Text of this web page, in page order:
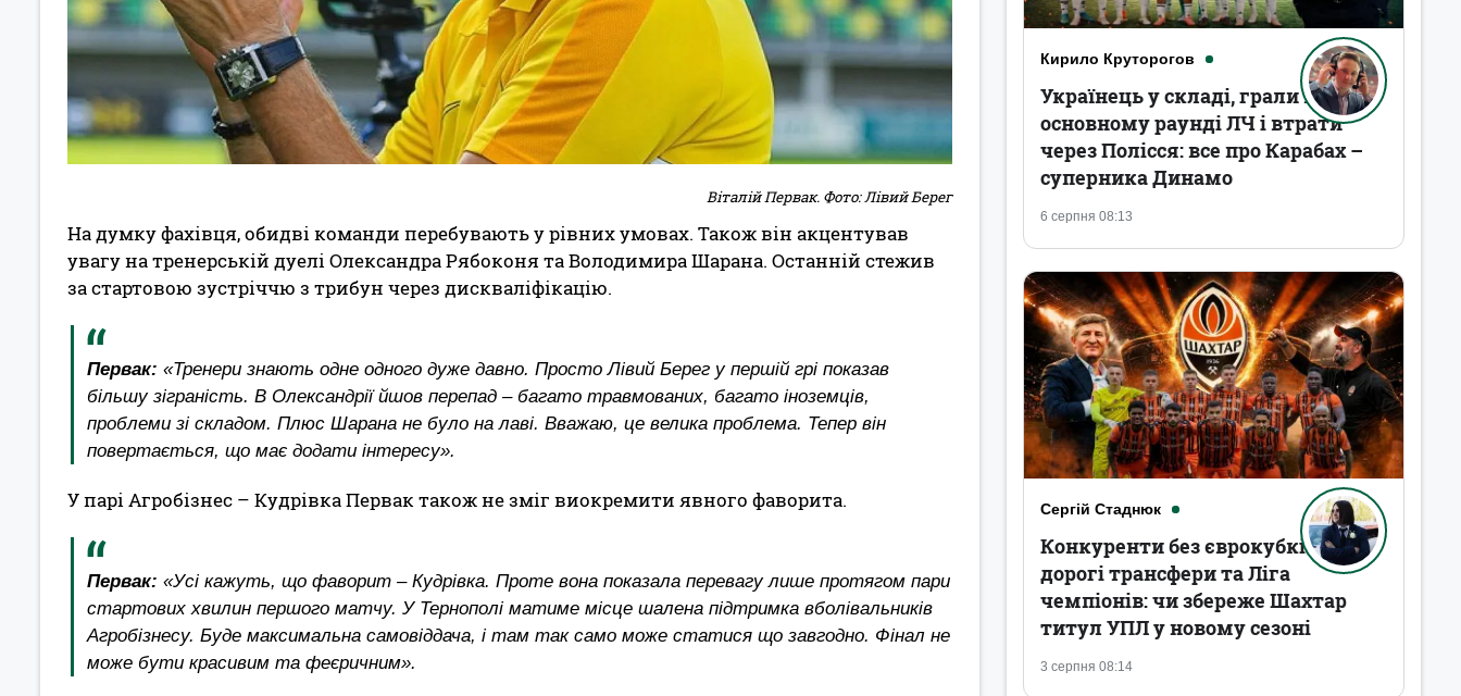
Віталій Первак. Фото: Лівий Берег
На думку фахівця, обидві команди перебувають у рівних умовах. Також він акцентував
увагу на тренерській дуелі Олександра Рябоконя та Володимира Шарана. Останній стежив
за стартовою зустріччю з трибун через дискваліфікацію.
Первак: «Тренери знають одне одного дуже давно. Просто Лівий Берег у першій грі показав
більшу зіграність. В Олександрії йшов перепад – багато травмованих, багато іноземців,
проблеми зі складом. Плюс Шарана не було на лаві. Вважаю, це велика проблема. Тепер він
повертається, що має додати інтересу».
У парі Агробізнес – Кудрівка Первак також не зміг виокремити явного фаворита.
Первак: «Усі кажуть, що фаворит – Кудрівка. Проте вона показала перевагу лише протягом пари
стартових хвилин першого матчу. У Тернополі матиме місце шалена підтримка вболівальників
Агробізнесу. Буде максимальна самовіддача, і там так само може статися що завгодно. Фінал не
може бути красивим та феєричним».
Кирило Круторогов
6 серпня 08:13
Українець у складі, грали в
основному раунді ЛЧ і втрати
через Полісся: все про Карабах –
суперника Динамо
Сергій Стаднюк
3 серпня 08:14
Конкуренти без єврокубків,
дорогі трансфери та Ліга
чемпіонів: чи збереже Шахтар
титул УПЛ у новому сезоні